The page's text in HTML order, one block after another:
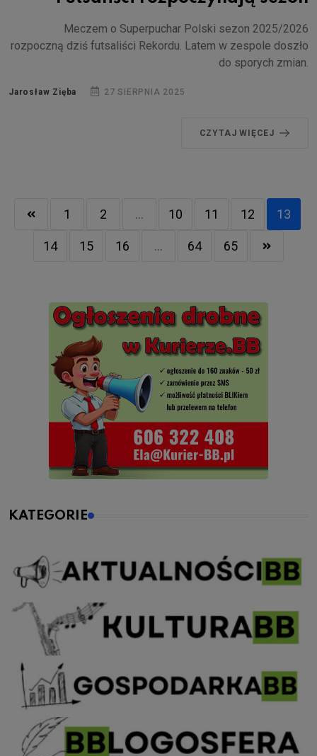
Meczem o Superpuchar Polski sezon 2025/2026
rozpoczną dziś futsaliści Rekordu. Latem w zespole doszło
do sporych zmian.
Jarosław Zięba 27 SIERPNIA 2025
CZYTAJ WIĘCEJ
1 2 ... 10 11 12 13
14 15 16 ... 64 65
KATEGORIE